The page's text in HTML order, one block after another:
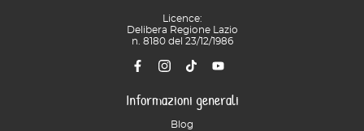
Licence:
Delibera Regione Lazio
n. 8180 del 23/12/1986
Informazioni generali
Blog